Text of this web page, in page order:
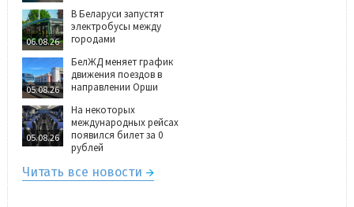
06.08.26
В Беларуси запустят
электробусы между
городами
05.08.26
БелЖД меняет график
движения поездов в
направлении Орши
05.08.26
На некоторых
международных рейсах
появился билет за 0
рублей
Читать все новости